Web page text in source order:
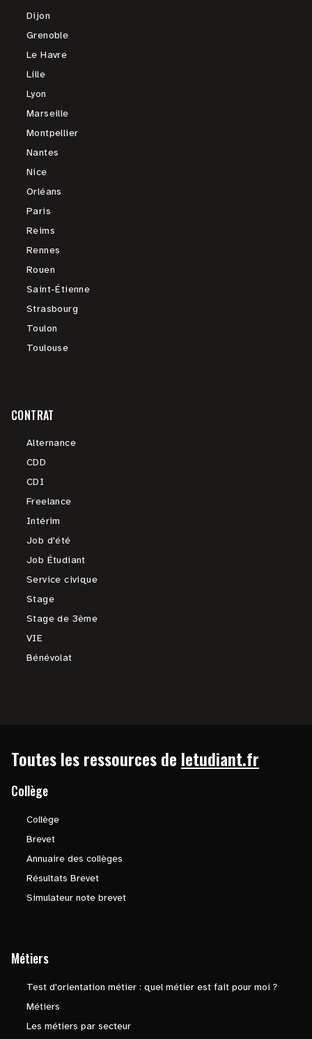
Dijon
Grenoble
Le Havre
Lille
Lyon
Marseille
Montpellier
Nantes
Nice
Orléans
Paris
Reims
Rennes
Rouen
Saint-Étienne
Strasbourg
Toulon
Toulouse
CONTRAT
Alternance
CDD
CDI
Freelance
Intérim
Job d'été
Job Étudiant
Service civique
Stage
Stage de 3ème
VIE
Bénévolat
Toutes les ressources de letudiant.fr
Collège
Collège
Brevet
Annuaire des collèges
Résultats Brevet
Simulateur note brevet
Métiers
Test d'orientation métier : quel métier est fait pour moi ?
Métiers
Les métiers par secteur